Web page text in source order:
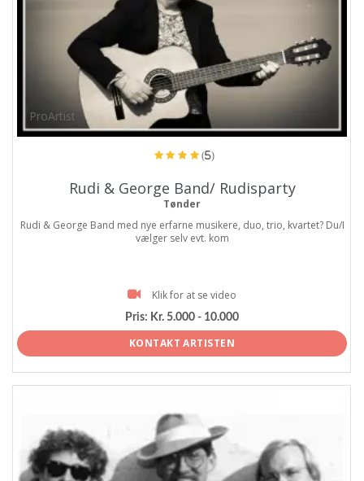
ProArtist
(5)
Rudi & George Band/ Rudisparty
Tønder
Rudi & George Band med nye erfarne musikere, duo, trio, kvartet? Du/I
vælger selv evt. kom
Klik for at se video
Pris: Kr. 5.000 - 10.000
KONTAKT ARTISTEN